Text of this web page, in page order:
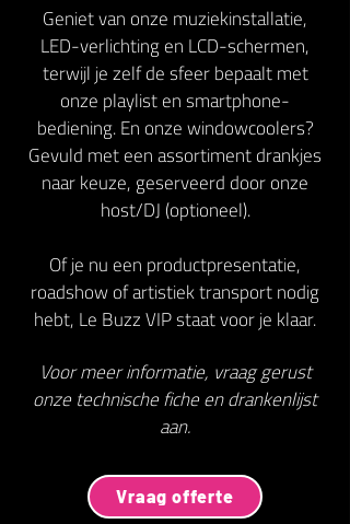
Geniet van onze muziekinstallatie,
LED-verlichting en LCD-schermen,
terwijl je zelf de sfeer bepaalt met
onze playlist en smartphone-
bediening. En onze windowcoolers?
Gevuld met een assortiment drankjes
naar keuze, geserveerd door onze
host/DJ (optioneel).
Of je nu een productpresentatie,
roadshow of artistiek transport nodig
hebt, Le Buzz VIP staat voor je klaar.
Voor meer informatie, vraag gerust
onze technische fiche en drankenlijst
aan.
Vraag offerte